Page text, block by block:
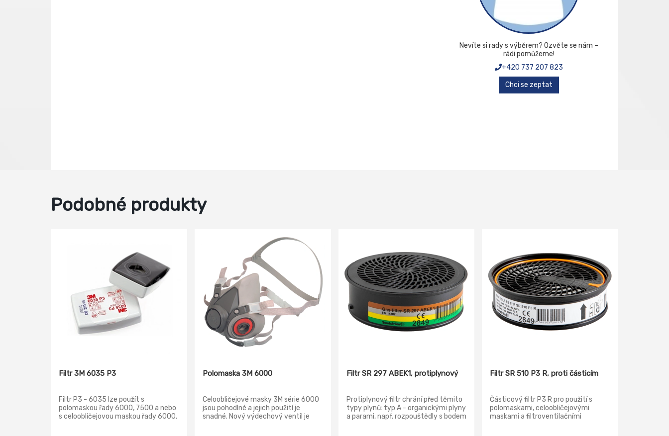
Nevíte si rady s výběrem? Ozvěte se nám –
rádi pomůžeme!
+420 737 207 823
Chci se zeptat
Podobné produkty
Filtr 3M 6035 P3
Filtr P3 - 6035 lze použít s
polomaskou řady 6000, 7500 a nebo
s celoobličejovou maskou řady 6000.
Polomaska 3M 6000
Celoobličejové masky 3M série 6000
jsou pohodlné a jejich použití je
snadné. Nový výdechový ventil je
Filtr SR 297 ABEK1, protiplynový
Protiplynový filtr chrání před těmito
typy plynů: typ A - organickými plyny
a parami, např. rozpouštědly s bodem
Filtr SR 510 P3 R, proti částicím
Částicový filtr P3 R pro použití s
polomaskami, celoobličejovými
maskami a filtroventilačními